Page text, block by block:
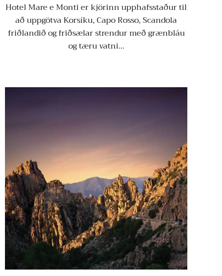
Hotel Mare e Monti er kjörinn upphafsstaður til
að uppgötva Korsíku, Capo Rosso, Scandola
friðlandið og friðsælar strendur með grænbláu
og tæru vatni…